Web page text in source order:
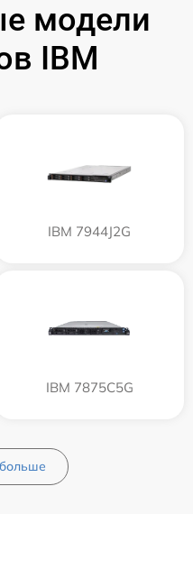
модели
IBM
IBM 7944J2G
IBM 7875C5G